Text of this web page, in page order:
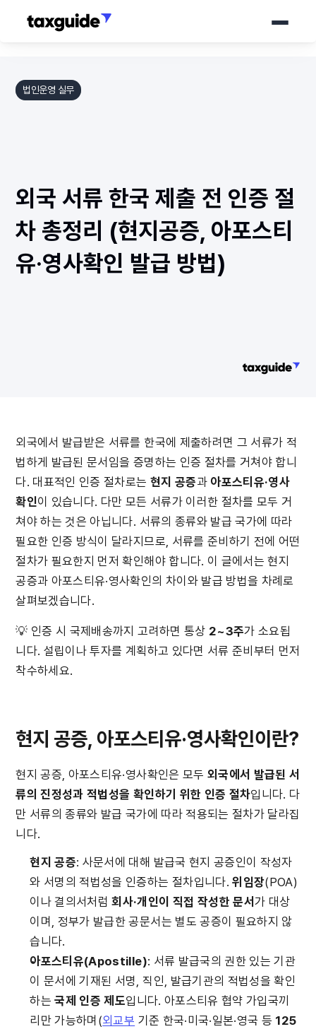
법인운영 실무
외국 서류 한국 제출 전 인증 절
차 총정리 (현지공증, 아포스티
유·영사확인 발급 방법)
외국에서 발급받은 서류를 한국에 제출하려면 그 서류가 적
법하게 발급된 문서임을 증명하는 인증 절차를 거쳐야 합니
다. 대표적인 인증 절차로는 현지 공증과 아포스티유·영사
확인이 있습니다. 다만 모든 서류가 이러한 절차를 모두 거
쳐야 하는 것은 아닙니다. 서류의 종류와 발급 국가에 따라
필요한 인증 방식이 달라지므로, 서류를 준비하기 전에 어떤
절차가 필요한지 먼저 확인해야 합니다. 이 글에서는 현지
공증과 아포스티유·영사확인의 차이와 발급 방법을 차례로
살펴보겠습니다.
💡 인증 시 국제배송까지 고려하면 통상 2~3주가 소요됩
니다. 설립이나 투자를 계획하고 있다면 서류 준비부터 먼저
착수하세요.
현지 공증, 아포스티유·영사확인이란?
현지 공증, 아포스티유·영사확인은 모두 외국에서 발급된 서
류의 진정성과 적법성을 확인하기 위한 인증 절차입니다. 다
만 서류의 종류와 발급 국가에 따라 적용되는 절차가 달라집
니다.
현지 공증: 사문서에 대해 발급국 현지 공증인이 작성자
와 서명의 적법성을 인증하는 절차입니다. 위임장(POA)
이나 결의서처럼 회사·개인이 직접 작성한 문서 가 대상
이며, 정부가 발급한 공문서는 별도 공증이 필요하지 않
습니다.
아포스티유(Apostille): 서류 발급국의 권한 있는 기관
이 문서에 기재된 서명, 직인, 발급기관의 적법성을 확인
하는 국제 인증 제도입니다. 아포스티유 협약 가입국끼
리만 가능하며(외교부 기준 한국·미국·일본·영국 등 125
소개서